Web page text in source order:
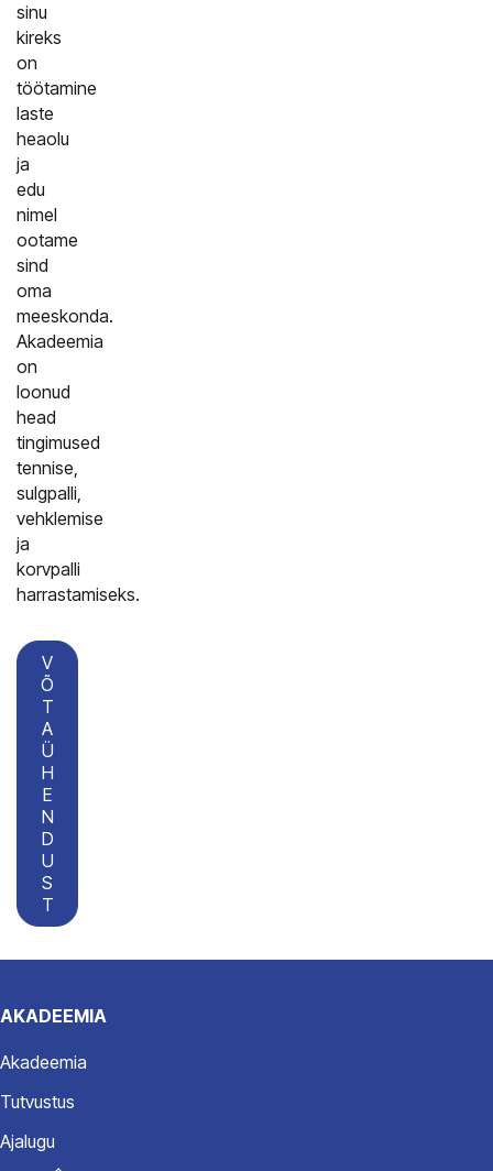
sinu
kireks
on
töötamine
laste
heaolu
ja
edu
nimel
ootame
sind
oma
meeskonda.
Akadeemia
on
loonud
head
tingimused
tennise,
sulgpalli,
vehklemise
ja
korvpalli
harrastamiseks.
V
Õ
T
A
Ü
H
E
N
D
U
S
T
AKADEEMIA
Akadeemia
Tutvustus
Ajalugu